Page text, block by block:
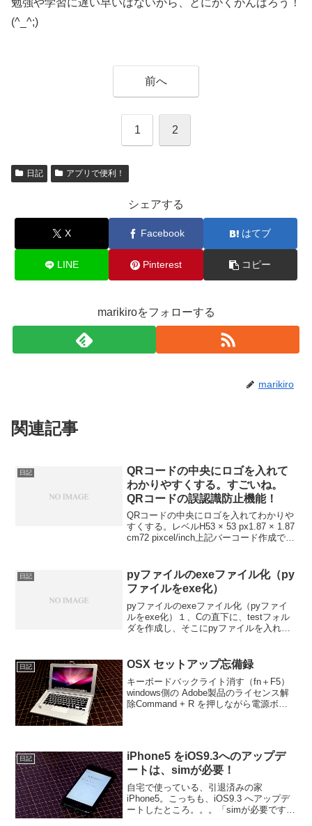
勉強や学習に遅い早いはないから、とにかくがんばろう！
(^_^;)
前へ
1 2
日記 アプリで便利！
シェアする
X Facebook はてブ
LINE Pinterest コピー
marikiroをフォローする
marikiro
関連記事
日記
QRコードの中央にロゴを入れて
わかりやすくする。すごいね。
QRコードの誤認識防止機能！
QRコードの中央にロゴを入れてわかりや
すくする。レベルH53 × 53 px1.87 × 1.87
cm72 pixcel/inch上記バーコード作成で、
日記
pyファイルのexeファイル化（py
ファイルをexe化）
pyファイルのexeファイル化（pyファイ
ルをexe化）１、Cの直下に、testフォル
ダを作成し、そこにpyファイルを入れて
日記 OSX セットアップ忘備録
キーボードバックライト消す（fn＋F5）
windows側の Adobe製品のライセンス解
除Command + R を押しながら電源ボタ
日記
iPhone5 をiOS9.3へのアップデ
ートは、simが必要！
自宅で使っている、引退済みの家
iPhone5。こっちも、iOS9.3 へアップデ
ートしたところ。。。「simが必要です」